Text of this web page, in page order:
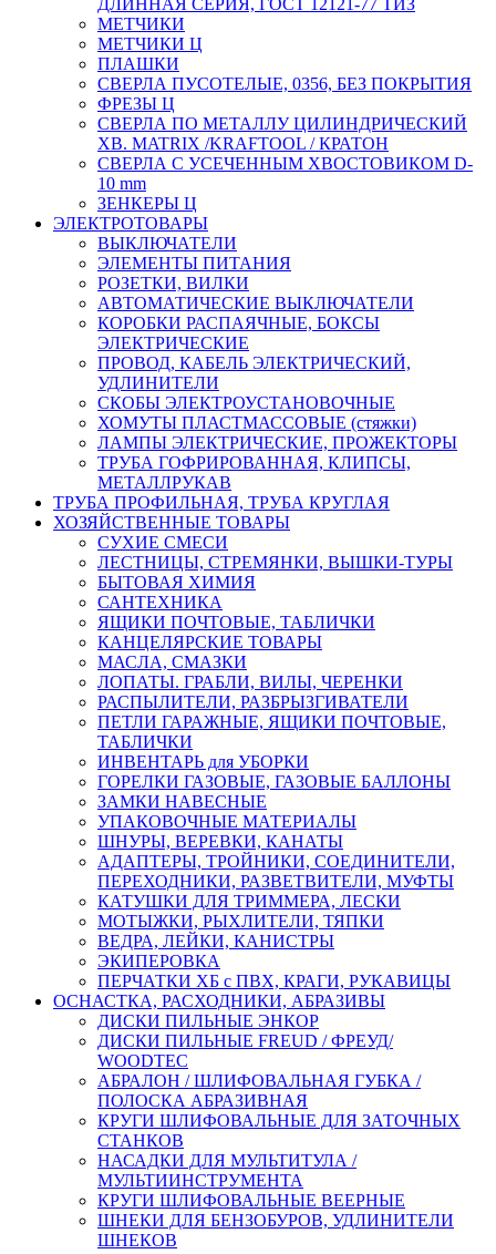
МЕТЧИКИ
МЕТЧИКИ Ц
ПЛАШКИ
СВЕРЛА ПУСОТЕЛЫЕ, 0356, БЕЗ ПОКРЫТИЯ
ФРЕЗЫ Ц
СВЕРЛА ПО МЕТАЛЛУ ЦИЛИНДРИЧЕСКИЙ
ХВ. MATRIX /KRAFTOOL / КРАТОН
СВЕРЛА С УСЕЧЕННЫМ ХВОСТОВИКОМ D-
10 mm
ЗЕНКЕРЫ Ц
ЭЛЕКТРОТОВАРЫ
ВЫКЛЮЧАТЕЛИ
ЭЛЕМЕНТЫ ПИТАНИЯ
РОЗЕТКИ, ВИЛКИ
АВТОМАТИЧЕСКИЕ ВЫКЛЮЧАТЕЛИ
КОРОБКИ РАСПАЯЧНЫЕ, БОКСЫ
ЭЛЕКТРИЧЕСКИЕ
ПРОВОД, КАБЕЛЬ ЭЛЕКТРИЧЕСКИЙ,
УДЛИНИТЕЛИ
СКОБЫ ЭЛЕКТРОУСТАНОВОЧНЫЕ
ХОМУТЫ ПЛАСТМАССОВЫЕ (стяжки)
ЛАМПЫ ЭЛЕКТРИЧЕСКИЕ, ПРОЖЕКТОРЫ
ТРУБА ГОФРИРОВАННАЯ, КЛИПСЫ,
МЕТАЛЛРУКАВ
ТРУБА ПРОФИЛЬНАЯ, ТРУБА КРУГЛАЯ
ХОЗЯЙСТВЕННЫЕ ТОВАРЫ
СУХИЕ СМЕСИ
ЛЕСТНИЦЫ, СТРЕМЯНКИ, ВЫШКИ-ТУРЫ
БЫТОВАЯ ХИМИЯ
САНТЕХНИКА
ЯЩИКИ ПОЧТОВЫЕ, ТАБЛИЧКИ
КАНЦЕЛЯРСКИЕ ТОВАРЫ
МАСЛА, СМАЗКИ
ЛОПАТЫ. ГРАБЛИ, ВИЛЫ, ЧЕРЕНКИ
РАСПЫЛИТЕЛИ, РАЗБРЫЗГИВАТЕЛИ
ПЕТЛИ ГАРАЖНЫЕ, ЯЩИКИ ПОЧТОВЫЕ,
ТАБЛИЧКИ
ИНВЕНТАРЬ для УБОРКИ
ГОРЕЛКИ ГАЗОВЫЕ, ГАЗОВЫЕ БАЛЛОНЫ
ЗАМКИ НАВЕСНЫЕ
УПАКОВОЧНЫЕ МАТЕРИАЛЫ
ШНУРЫ, ВЕРЕВКИ, КАНАТЫ
АДАПТЕРЫ, ТРОЙНИКИ, СОЕДИНИТЕЛИ,
ПЕРЕХОДНИКИ, РАЗВЕТВИТЕЛИ, МУФТЫ
КАТУШКИ ДЛЯ ТРИММЕРА, ЛЕСКИ
МОТЫЖКИ, РЫХЛИТЕЛИ, ТЯПКИ
ВЕДРА, ЛЕЙКИ, КАНИСТРЫ
ЭКИПЕРОВКА
ПЕРЧАТКИ ХБ с ПВХ, КРАГИ, РУКАВИЦЫ
ОСНАСТКА, РАСХОДНИКИ, АБРАЗИВЫ
ДИСКИ ПИЛЬНЫЕ ЭНКОР
ДИСКИ ПИЛЬНЫЕ FREUD / ФРЕУД/
WOODTEC
АБРАЛОН / ШЛИФОВАЛЬНАЯ ГУБКА /
ПОЛОСКА АБРАЗИВНАЯ
КРУГИ ШЛИФОВАЛЬНЫЕ ДЛЯ ЗАТОЧНЫХ
СТАНКОВ
НАСАДКИ ДЛЯ МУЛЬТИТУЛА /
МУЛЬТИИНСТРУМЕНТА
КРУГИ ШЛИФОВАЛЬНЫЕ ВЕЕРНЫЕ
ШНЕКИ ДЛЯ БЕНЗОБУРОВ, УДЛИНИТЕЛИ
ШНЕКОВ